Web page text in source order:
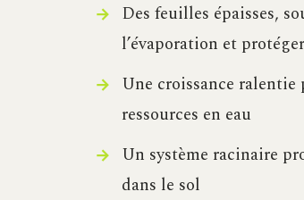
Des feuilles épaisses,
l’évaporation et
Une croissance ralentie
ressources en eau
Un système racinaire
dans le sol